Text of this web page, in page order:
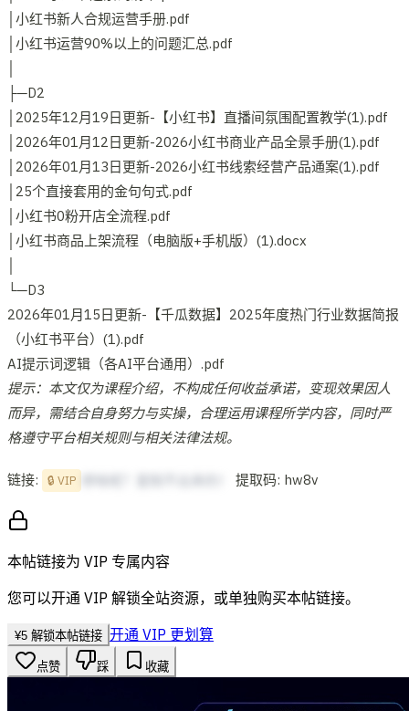
│小红书新人合规运营手册.pdf
│小红书运营90%以上的问题汇总.pdf
├─D2
│2025年12月19日更新-【小红书】直播间氛围配置教学(1).pdf
│2026年01月12日更新-2026小红书商业产品全景手册(1).pdf
│2026年01月13日更新-2026小红书线索经营产品通案(1).pdf
│25个直接套用的金句句式.pdf
│小红书0粉开店全流程.pdf
│小红书商品上架流程（电脑版+手机版）(1).docx
└─D3
2026年01月15日更新-【千瓜数据】2025年度热门行业数据简报
（小红书平台）(1).pdf
AI提示词逻辑（各AI平台通用）.pdf
提示：本文仅为课程介绍，不构成任何收益承诺，变现效果因人
而异，需结合自身努力与实操，合理运用课程所学内容，同时严
格遵守平台相关规则与相关法律法规。
链接: 🔒 VIP 提取码: hw8v
本帖链接为 VIP 专属内容
您可以开通 VIP 解锁全站资源，或单独购买本帖链接。
¥5 解锁本帖链接 开通 VIP 更划算
点赞 踩 收藏